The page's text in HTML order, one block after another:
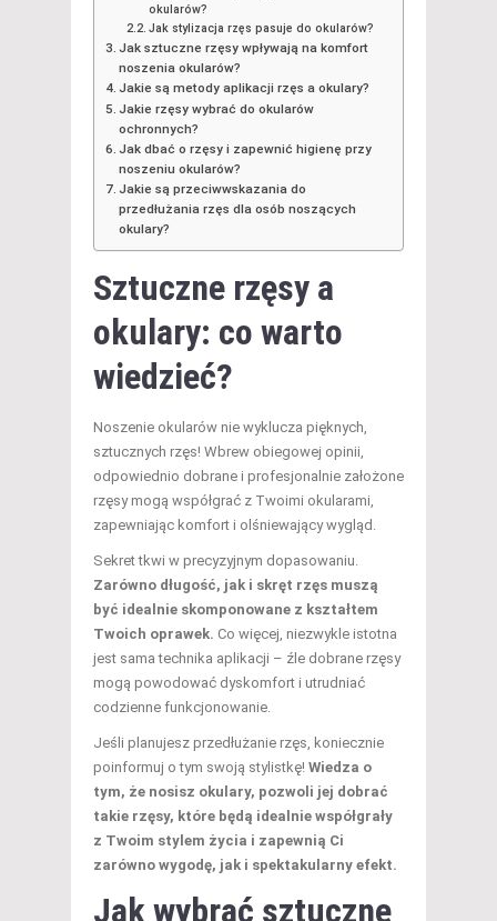
okularów?
Jak stylizacja rzęs pasuje do okularów?
Jak sztuczne rzęsy wpływają na komfort
noszenia okularów?
Jakie są metody aplikacji rzęs a okulary?
Jakie rzęsy wybrać do okularów
ochronnych?
Jak dbać o rzęsy i zapewnić higienę przy
noszeniu okularów?
Jakie są przeciwwskazania do
przedłużania rzęs dla osób noszących
okulary?
Sztuczne rzęsy a
okulary: co warto
wiedzieć?
Noszenie okularów nie wyklucza pięknych,
sztucznych rzęs! Wbrew obiegowej opinii,
odpowiednio dobrane i profesjonalnie założone
rzęsy mogą współgrać z Twoimi okularami,
zapewniając komfort i olśniewający wygląd.
Sekret tkwi w precyzyjnym dopasowaniu.
Zarówno długość, jak i skręt rzęs muszą
być idealnie skomponowane z kształtem
Twoich oprawek. Co więcej, niezwykle istotna
jest sama technika aplikacji – źle dobrane rzęsy
mogą powodować dyskomfort i utrudniać
codzienne funkcjonowanie.
Jeśli planujesz przedłużanie rzęs, koniecznie
poinformuj o tym swoją stylistkę! Wiedza o
tym, że nosisz okulary, pozwoli jej dobrać
takie rzęsy, które będą idealnie współgrały
z Twoim stylem życia i zapewnią Ci
zarówno wygodę, jak i spektakularny efekt.
Jak wybrać sztuczne